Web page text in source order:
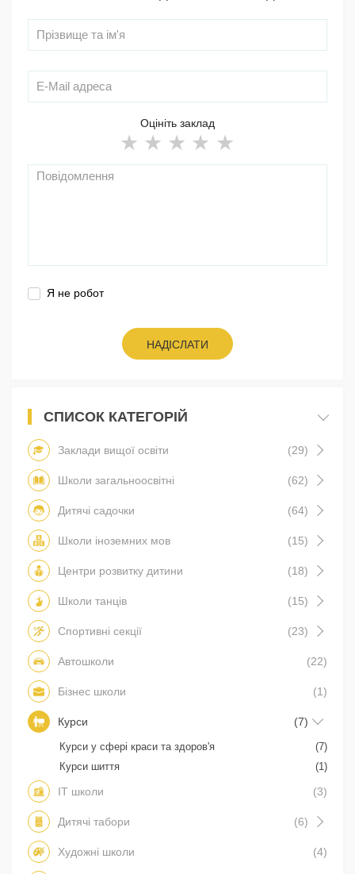
Оцініть заклад
Я не робот
НАДІСЛАТИ
СПИСОК КАТЕГОРІЙ
Заклади вищої освіти (29)
Школи загальноосвітні (62)
Дитячі садочки (64)
Школи іноземних мов (15)
Центри розвитку дитини (18)
Школи танців (15)
Спортивні секції (23)
Автошколи (22)
Бізнес школи (1)
Курси (7)
Курси у сфері краси та здоров'я
(7)
Курси шиття
(1)
IT школи (3)
Дитячі табори (6)
Художні школи (4)